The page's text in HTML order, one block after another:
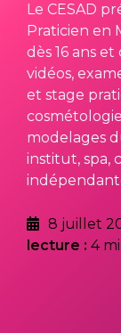
Le CESAD
Praticien en
dès 16 ans
vidéos,
et stage
modelages
institut, spa,
8 juillet
lecture : 4